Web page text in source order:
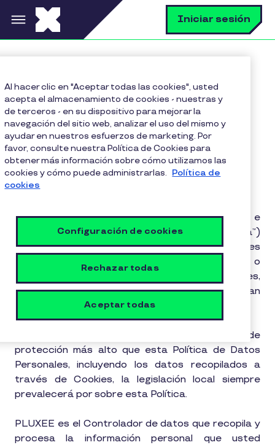
Pasar al contenido principal Iniciar sesión
Política de cookies
Política de cookies
Esta Política de Cookies (en adelante e
indistintamente, “Política de Cookies” o la “Política”)
se aplica a la organización global de entidades
PLUXEE (en lo sucesivo, “PLUXEE”, “nosotros”, o
“nuestro”) en todas sus dimensiones y actividades,
en todos los territorios en que se mantengan
Cuando la legislación local requiera un nivel de
protección más alto que esta Política de Datos
Personales, incluyendo los datos recopilados a
través de Cookies, la legislación local siempre
prevalecerá por sobre esta Política.
PLUXEE es el Controlador de datos que recopila y
procesa la información personal que usted
Al hacer clic en "Aceptar todas las cookies", usted
acepta el almacenamiento de cookies - nuestras y
de terceros - en su dispositivo para mejorar la
navegación del sitio web, analizar el uso del mismo y
ayudar en nuestros esfuerzos de marketing. Por
favor, consulte nuestra Política de Cookies para
obtener más información sobre cómo utilizamos las
cookies y cómo puede administrarlas. Política de
cookies
Configuración de cookies
Rechazar todas
Aceptar todas